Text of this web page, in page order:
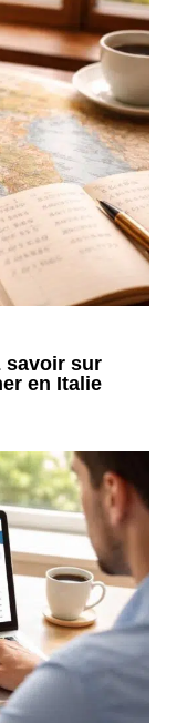
savoir sur
en Italie